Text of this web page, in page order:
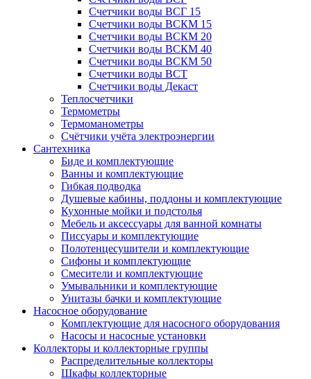
Счетчики воды ВСГ 15
Счетчики воды ВСКМ 15
Счетчики воды ВСКМ 20
Счетчики воды ВСКМ 40
Счетчики воды ВСКМ 50
Счетчики воды ВСТ
Счетчики воды Декаст
Теплосчетчики
Термометры
Термоманометры
Счётчики учёта электроэнергии
Сантехника
Биде и комплектующие
Ванны и комплектующие
Гибкая подводка
Душевые кабины, поддоны и комплектующие
Кухонные мойки и подстолья
Мебель и аксессуары для ванной комнаты
Писсуары и комплектующие
Полотенцесушители и комплектующие
Сифоны и комплектующие
Смесители и комплектующие
Умывальники и комплектующие
Унитазы бачки и комплектующие
Насосное оборудование
Комплектующие для насосного оборудования
Насосы и насосные установки
Коллекторы и коллекторные группы
Распределительные коллекторы
Шкафы коллекторные